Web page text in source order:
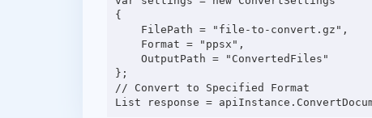
{
};
// Convert to Specified Format